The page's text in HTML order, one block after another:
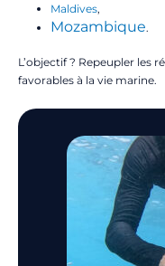
Maldives,
Mozambique.
L’objectif ? Repeupler les
favorables à la vie marine.